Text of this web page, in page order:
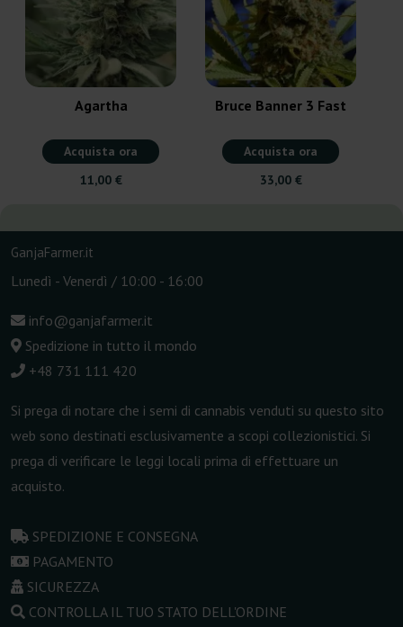
Agartha
Acquista ora
11,00 €
Bruce Banner 3 Fast
Acquista ora
33,00 €
GanjaFarmer.it
Lunedì - Venerdì / 10:00 - 16:00
info@ganjafarmer.it
Spedizione in tutto il mondo
+48 731 111 420
Si prega di notare che i semi di cannabis venduti su questo sito
web sono destinati esclusivamente a scopi collezionistici. Si
prega di verificare le leggi locali prima di effettuare un
acquisto.
SPEDIZIONE E CONSEGNA
PAGAMENTO
SICUREZZA
CONTROLLA IL TUO STATO DELL'ORDINE